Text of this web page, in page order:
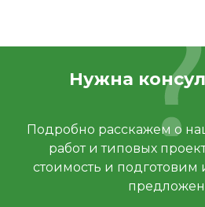
Нужна
Подробно расскажем о
работ и типовых
стоимость и